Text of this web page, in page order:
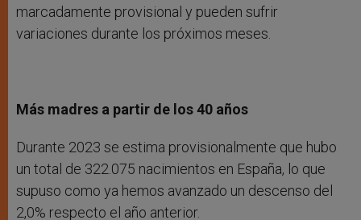
marcadamente provisional y pueden sufrir
variaciones durante los próximos meses.
Más madres a partir de los 40 años
Durante 2023 se estima provisionalmente que hubo
un total de 322.075 nacimientos en España, lo que
supuso como ya hemos avanzado un descenso del
2,0% respecto el año anterior.